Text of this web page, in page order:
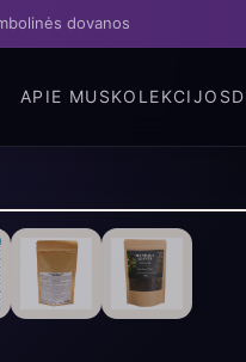
dovanos
APIE MUSKOLEKCIJOS